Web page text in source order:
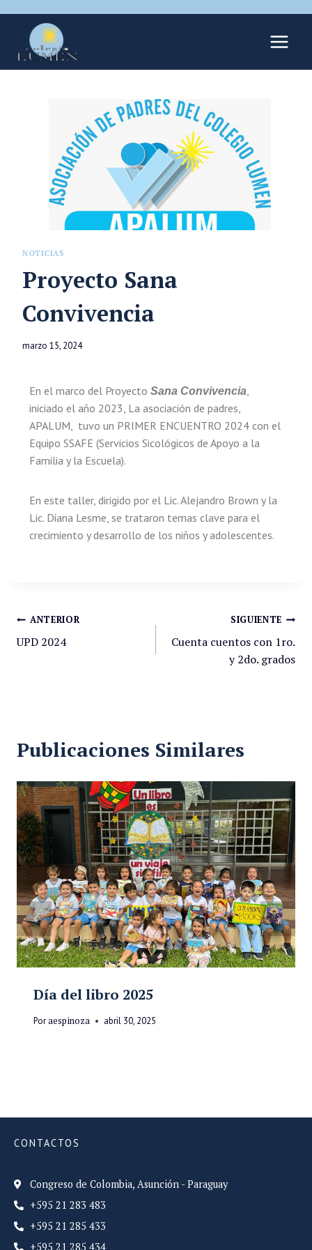
NOTICIAS
Proyecto Sana
Convivencia
marzo 15, 2024
En el marco del Proyecto Sana Convivencia,
iniciado el año 2023, La asociación de padres,
APALUM, tuvo un PRIMER ENCUENTRO 2024 con el
Equipo SSAFE (Servicios Sicológicos de Apoyo a la
Familia y la Escuela).
En este taller, dirigido por el Lic. Alejandro Brown y la
Lic. Diana Lesme, se trataron temas clave para el
crecimiento y desarrollo de los niños y adolescentes.
ANTERIOR
UPD 2024
SIGUIENTE
Cuenta cuentos con 1ro.
y 2do. grados
Publicaciones Similares
Día del libro 2025
Poraespinoza abril 30, 2025
CONTACTOS
Congreso de Colombia, Asunción - Paraguay
+595 21 283 483
+595 21 285 433
+595 21 285 434